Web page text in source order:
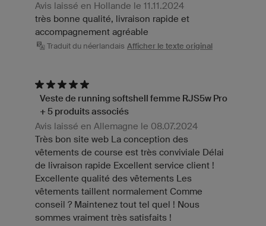
Avis laissé en Hollande le 11.11.2024
très bonne qualité, livraison rapide et
accompagnement agréable
Traduit du néerlandais Afficher le texte original
Veste de running softshell femme RJS5w Pro
+ 5 produits associés
Avis laissé en Allemagne le 08.07.2024
Très bon site web La conception des
vêtements de course est très conviviale Délai
de livraison rapide Excellent service client !
Excellente qualité des vêtements Les
vêtements taillent normalement Comme
conseil ? Maintenez tout tel quel ! Nous
sommes vraiment très satisfaits !